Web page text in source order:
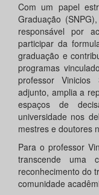
Com um papel
Graduação
responsável por
participar da
graduação e
programas
professor
adjunto, amplia a
espaços de
universidade nos
mestres e doutores
Para o professor
transcende uma
reconhecimento do
comunidade